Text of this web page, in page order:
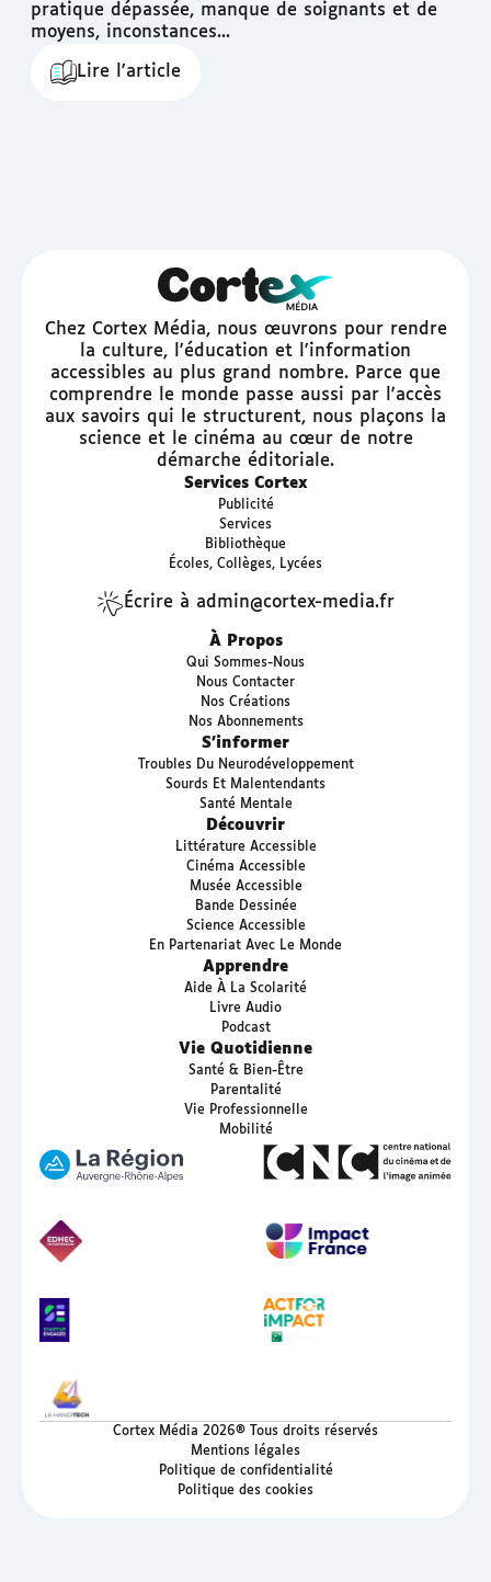
pratique dépassée, manque de soignants et de
moyens, inconstances...
Lire l'article
Chez Cortex Média, nous œuvrons pour rendre
la culture, l'éducation et l'information
accessibles au plus grand nombre. Parce que
comprendre le monde passe aussi par l'accès
aux savoirs qui le structurent, nous plaçons la
science et le cinéma au cœur de notre
démarche éditoriale.
Services Cortex
Publicité
Services
Bibliothèque
Écoles, Collèges, Lycées
Écrire à admin@cortex-media.fr
À Propos
Qui Sommes-Nous
Nous Contacter
Nos Créations
Nos Abonnements
S’informer
Troubles Du Neurodéveloppement
Sourds Et Malentendants
Santé Mentale
Découvrir
Littérature Accessible
Cinéma Accessible
Musée Accessible
Bande Dessinée
Science Accessible
En Partenariat Avec Le Monde
Apprendre
Aide À La Scolarité
Livre Audio
Podcast
Vie Quotidienne
Santé & Bien-Être
Parentalité
Vie Professionnelle
Mobilité
Cortex Média 2026® Tous droits réservés
Mentions légales
Politique de confidentialité
Politique des cookies